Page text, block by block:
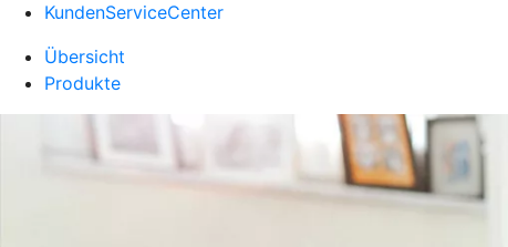
KundenServiceCenter
Übersicht
Produkte